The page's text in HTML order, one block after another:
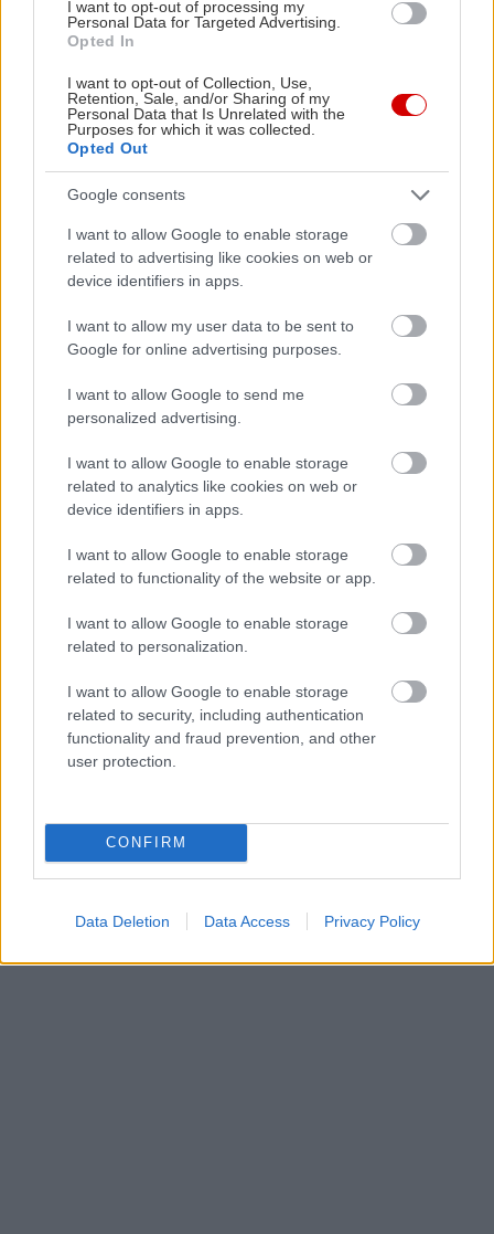
I want to opt-out of processing my
Personal Data for Targeted Advertising.
Opted In
I want to opt-out of Collection, Use,
Retention, Sale, and/or Sharing of my
Personal Data that Is Unrelated with the
Purposes for which it was collected.
Opted Out
Google consents
I want to allow Google to enable storage
related to advertising like cookies on web or
device identifiers in apps.
I want to allow my user data to be sent to
Google for online advertising purposes.
I want to allow Google to send me
personalized advertising.
I want to allow Google to enable storage
related to analytics like cookies on web or
device identifiers in apps.
I want to allow Google to enable storage
related to functionality of the website or app.
I want to allow Google to enable storage
related to personalization.
I want to allow Google to enable storage
related to security, including authentication
functionality and fraud prevention, and other
user protection.
CONFIRM
Data Deletion Data Access Privacy Policy
Δείτε ακόμη